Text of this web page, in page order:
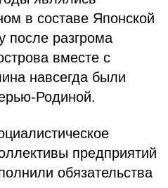
в составе Японской
после разгрома
вместе с
навсегда были
Родиной.
предприятий
обязательства